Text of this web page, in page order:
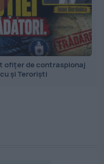
ofițer de contraspionaj
și Teroriști